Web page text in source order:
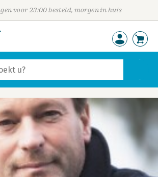
voor 23:00 besteld, morgen in huis